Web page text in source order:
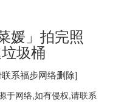
媛」拍完照
圾桶
系福步网络删除]
于网络,如有侵权,请联系